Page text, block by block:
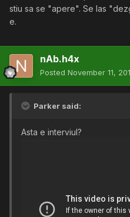
stiu sa se "apere". Se las
e.
nAb.h4x
Posted November 11,
Parker said:
Asta e interviul?